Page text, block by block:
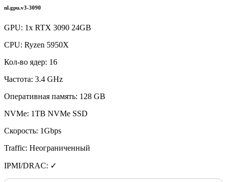
nl.gpu.v3-3090
GPU: 1x RTX 3090 24GB
CPU: Ryzen 5950X
Кол-во ядер: 16
Частота: 3.4 GHz
Оперативная память: 128 GB
NVMe: 1TB NVMe SSD
Скорость: 1Gbps
Traffic: Неограниченный
IPMI/DRAC: ✓